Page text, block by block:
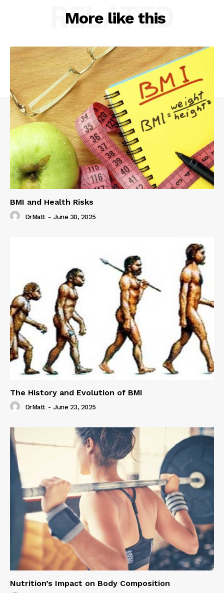
More like this
RELATED
BMI and Health Risks
DrMatt - June 30, 2025
The History and Evolution of BMI
DrMatt - June 23, 2025
Nutrition’s Impact on Body Composition